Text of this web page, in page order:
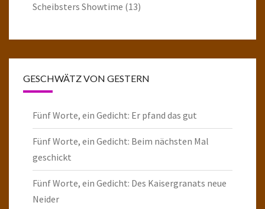
Scheibsters Showtime (13)
GESCHWÄTZ VON GESTERN
Fünf Worte, ein Gedicht: Er pfand das gut
Fünf Worte, ein Gedicht: Beim nächsten Mal
geschickt
Fünf Worte, ein Gedicht: Des Kaisergranats neue
Neider